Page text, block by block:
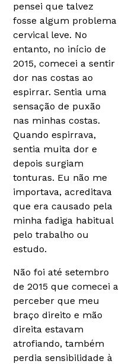
pensei que talvez
fosse algum problema
cervical leve. No
entanto, no início de
2015, comecei a sentir
dor nas costas ao
espirrar. Sentia uma
sensação de puxão
nas minhas costas.
Quando espirrava,
sentia muita dor e
depois surgiam
tonturas. Eu não me
importava, acreditava
que era causado pela
minha fadiga habitual
pelo trabalho ou
estudo.
Não foi até setembro
de 2015 que comecei a
perceber que meu
braço direito e mão
direita estavam
atrofiando, também
perdia sensibilidade à